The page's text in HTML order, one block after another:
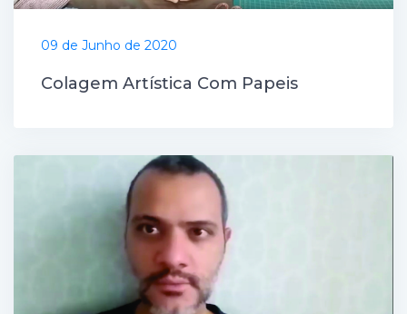
09 de Junho de 2020
Colagem Artística Com Papeis